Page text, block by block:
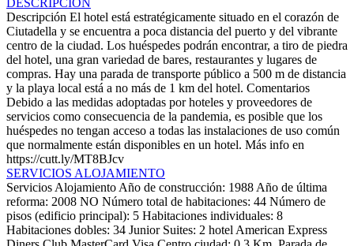
Descripción El hotel está estratégicamente situado en el corazón de
Ciutadella y se encuentra a poca distancia del puerto y del vibrante
centro de la ciudad. Los huéspedes podrán encontrar, a tiro de piedra
del hotel, una gran variedad de bares, restaurantes y lugares de
compras. Hay una parada de transporte público a 500 m de distancia
y la playa local está a no más de 1 km del hotel. Comentarios
Debido a las medidas adoptadas por hoteles y proveedores de
servicios como consecuencia de la pandemia, es posible que los
huéspedes no tengan acceso a todas las instalaciones de uso común
que normalmente están disponibles en un hotel. Más info en
https://cutt.ly/MT8BJcv
SERVICIOS ALOJAMIENTO
Servicios Alojamiento Año de construcción: 1988 Año de última
reforma: 2008 NO Número total de habitaciones: 44 Número de
pisos (edificio principal): 5 Habitaciones individuales: 8
Habitaciones dobles: 34 Junior Suites: 2 hotel American Express